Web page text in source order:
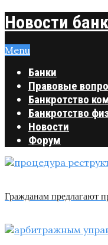
Новости
Menu
Банки
Правовые
Банкротство
Банкротство
Новости
Форум
Гражданам предлагают